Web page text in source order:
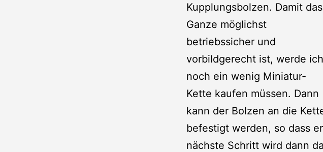
Kupplungsbolzen. Damit das
Ganze möglichst
betriebssicher und
vorbildgerecht ist, werde ich
noch ein wenig Miniatur-
Kette kaufen müssen. Dann
kann der Bolzen an die
befestigt werden, so dass
nächste Schritt wird dann